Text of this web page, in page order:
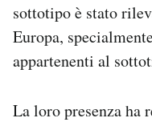
sottotipo è stato
Europa,
appartenenti al
La loro presenza ha